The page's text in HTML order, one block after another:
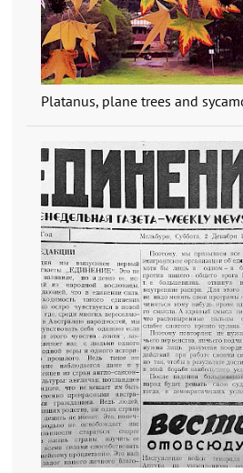
Platanus, plane trees and